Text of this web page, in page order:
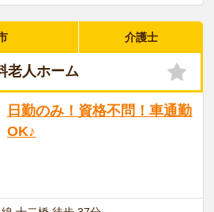
介護士
老人ホーム
日勤のみ！資格不問！車通勤
OK♪